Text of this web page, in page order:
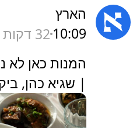
הארץ
10:09 32 דקות
‏המנות כאן לא
| שגיא כהן,